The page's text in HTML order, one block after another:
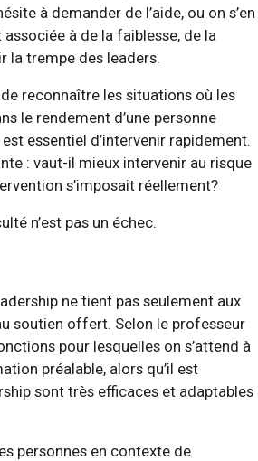
à demander de l’aide, ou on s’en
à de la faiblesse, de la
la trempe des leaders.
reconnaître les situations où les
le rendement d’une personne
essentiel d’intervenir rapidement.
: vaut-il mieux intervenir au risque
s’imposait réellement?
n’est pas un échec.
ne tient pas seulement aux
soutien offert. Selon le professeur
pour lesquelles on s’attend à
préalable, alors qu’il est
sont très efficaces et adaptables
personnes en contexte de